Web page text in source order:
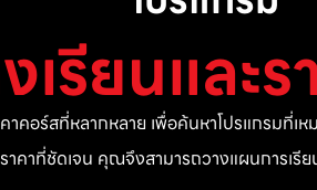
เรียนและ
คาคอร์สที่หลากหลาย เพื่อค้นหาโปรแกรมที่เ
าคาที่ชัดเจน คุณจึงสามารถวางแผนการเ